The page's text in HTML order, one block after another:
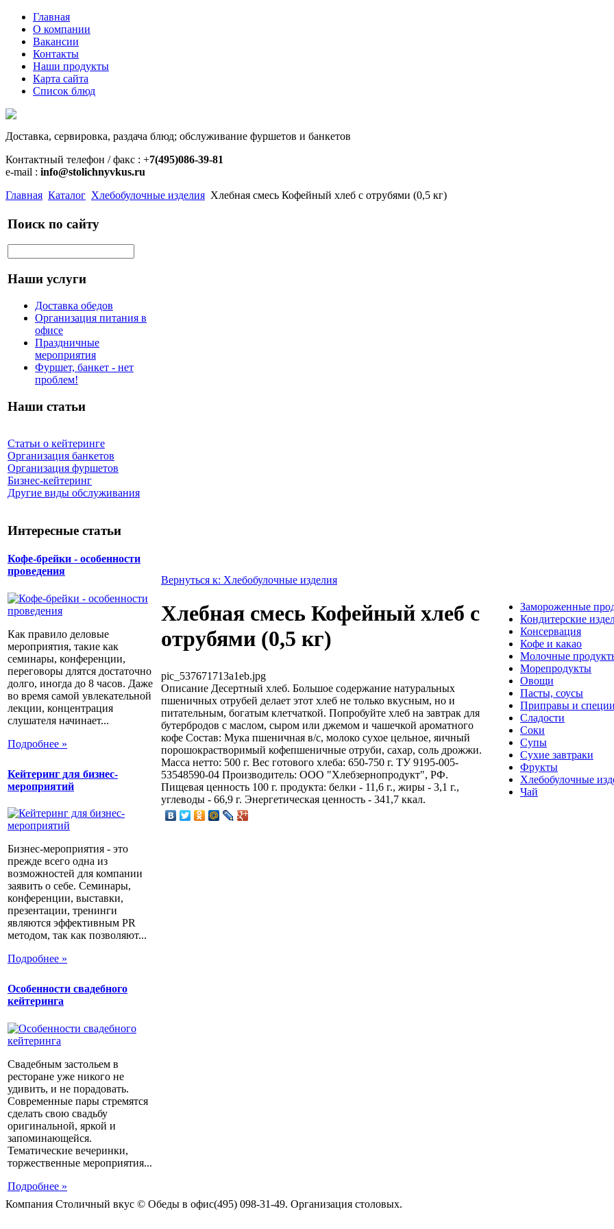
Главная
О компании
Вакансии
Контакты
Наши продукты
Карта сайта
Список блюд
Доставка, сервировка, раздача блюд; обслуживание фуршетов и банкетов
Контактный телефон / факс : +7(495)086-39-81
e-mail : info@stolichnyvkus.ru
Главная Каталог Хлебобулочные изделия Хлебная смесь Кофейный хлеб с отрубями (0,5 кг)
Поиск по сайту
Наши услуги
Доставка обедов
Организация питания в
офисе
Праздничные
мероприятия
Фуршет, банкет - нет
проблем!
Наши статьи
Статьи о кейтеринге
Организация банкетов
Организация фуршетов
Бизнес-кейтеринг
Другие виды обслуживания
Интересные статьи
Кофе-брейки - особенности
проведения
Как правило деловые
мероприятия, такие как
семинары, конференции,
переговоры длятся достаточно
долго, иногда до 8 часов. Даже
во время самой увлекательной
лекции, концентрация
слушателя начинает...
Подробнее »
Кейтеринг для бизнес-
мероприятий
Бизнес-мероприятия - это
прежде всего одна из
возможностей для компании
заявить о себе. Семинары,
конференции, выставки,
презентации, тренинги
являются эффективным PR
методом, так как позволяют...
Подробнее »
Особенности свадебного
кейтеринга
Свадебным застольем в
ресторане уже никого не
удивить, и не порадовать.
Современные пары стремятся
сделать свою свадьбу
оригинальной, яркой и
запоминающейся.
Тематические вечеринки,
торжественные мероприятия...
Подробнее »
Вернуться к: Хлебобулочные изделия
Хлебная смесь Кофейный хлеб с
отрубями (0,5 кг)
pic_537671713a1eb.jpg
Описание Десертный хлеб. Большое содержание натуральных
пшеничных отрубей делает этот хлеб не только вкусным, но и
питательным, богатым клетчаткой. Попробуйте хлеб на завтрак для
бутербродов с маслом, сыром или джемом и чашечкой ароматного
кофе Состав: Мука пшеничная в/с, молоко сухое цельное, яичный
порошокрастворимый кофепшеничные отруби, сахар, соль дрожжи.
Масса нетто: 500 г. Вес готового хлеба: 650-750 г. ТУ 9195-005-
53548590-04 Производитель: ООО "Хлебзернопродукт", РФ.
Пищевая ценность 100 г. продукта: белки - 11,6 г., жиры - 3,1 г.,
углеводы - 66,9 г. Энергетическая ценность - 341,7 ккал.
Замороженные
Кондитерские
Консервация
Кофе и какао
Молочные
Морепродукты
Овощи
Пасты, соусы
Приправы и специи
Сладости
Соки
Супы
Сухие завтраки
Фрукты
Хлебобулочные
Чай
Компания Столичный вкус © Обеды в офис(495) 098-31-49. Организация столовых.